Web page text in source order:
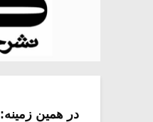
در همین زمینه: